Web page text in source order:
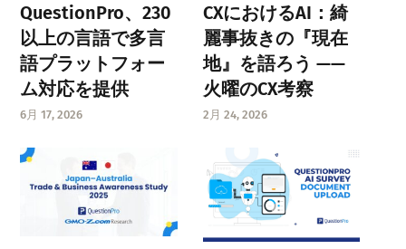
QuestionPro、230
以上の言語で多言
語プラットフォー
ム対応を提供
6月 17, 2026
CXにおけるAI：綺
麗事抜きの『現在
地』を語ろう ——
火曜のCX考察
2月 24, 2026